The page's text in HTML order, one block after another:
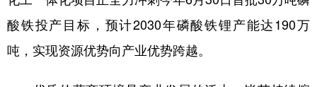
Русский язык 日本語
酸铁投产目标，预计2030年磷酸铁锂产能达190万
吨，实现资源优势向产业优势跨越。